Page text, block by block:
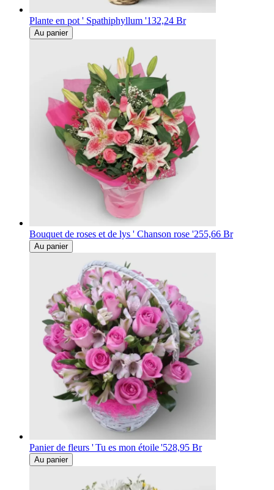
Plante en pot ' Spathiphyllum '132,24 Br
Au panier
Bouquet de roses et de lys ' Chanson rose '255,66 Br
Au panier
Panier de fleurs ' Tu es mon étoile '528,95 Br
Au panier